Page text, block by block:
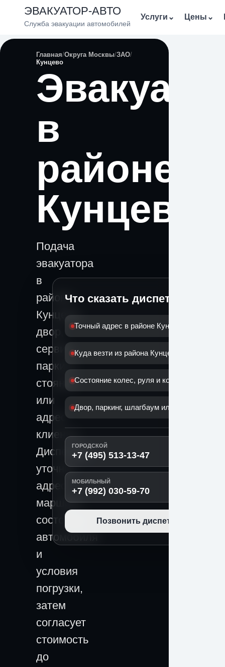
ЭВАКУАТОР-АВТО
Служба эвакуации автомобилей
Услуги ⌄ Цены ⌄
Главная Округа Москвы ЗАО
Кунцево
в
районе
Кунцево
Подача
эвакуатора
в
районе
Кунцево:
двор,
сервис,
паркинг,
стоянка
или
адрес
клиента.
Диспетчер
уточнит
адрес,
маршрут,
состояние
автомобиля
и
условия
погрузки,
затем
согласует
стоимость
до
Что сказать диспетчеру
Точный адрес в районе Кунцево
Куда везти из района Кунцево
Состояние колес, руля и коробки
Двор, паркинг, шлагбаум или дорога
ГОРОДСКОЙ
+7 (495) 513-13-47
МОБИЛЬНЫЙ
+7 (992) 030-59-70
Позвонить диспетчеру